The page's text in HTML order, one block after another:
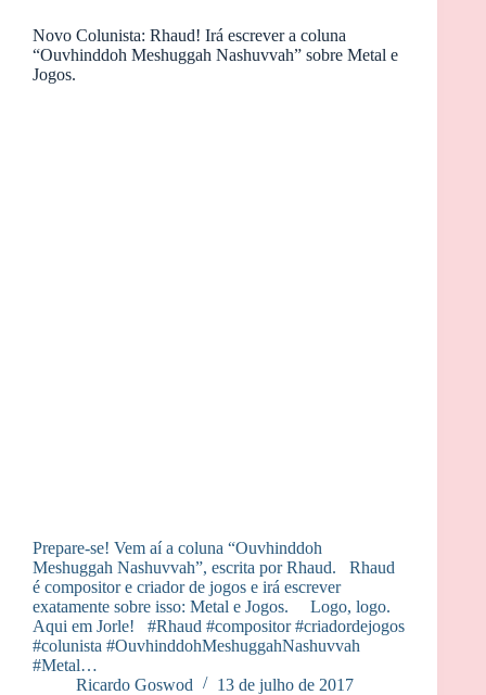
Novo Colunista: Rhaud! Irá escrever a coluna
“Ouvhinddoh Meshuggah Nashuvvah” sobre Metal e
Jogos.
Prepare-se! Vem aí a coluna “Ouvhinddoh
Meshuggah Nashuvvah”, escrita por Rhaud. Rhaud
é compositor e criador de jogos e irá escrever
exatamente sobre isso: Metal e Jogos. Logo, logo.
Aqui em Jorle! #Rhaud #compositor #criadordejogos
#colunista #OuvhinddohMeshuggahNashuvvah
#Metal…
Ricardo Goswod
13 de julho de 2017